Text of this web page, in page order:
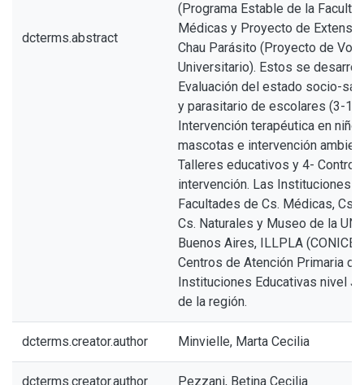
dcterms.abstract
(Programa Estable de la
Médicas y Proyecto de
Chau Parásito (Proyecto de
Universitario). Estos se
Evaluación del estado socio-
y parasitario de escolares (3-12
Intervención terapéutica en
mascotas e intervención
Talleres educativos y 4- Control
intervención. Las Instituciones
Facultades de Cs. Médicas, Cs.
Cs. Naturales y Museo de la
Buenos Aires, ILLPLA
Centros de Atención Primaria
Instituciones Educativas nivel
de la región.
dcterms.creator.author Minvielle, Marta Cecilia
dcterms.creator.author Pezzani, Betina Cecilia